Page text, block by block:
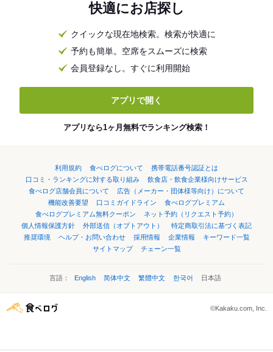
快適にお店探し
クイックな現在地検索。検索が快適に
予約も簡単。空席をスムーズに検索
会員登録なし。すぐに利用開始
アプリで開く
アプリなら1ヶ月無料でランキング検索！
利用規約 食べログについて
携帯電話番号認証とは
口コミ・ランキングに対する取り組み
飲食店・飲食企業様向けサービス
食べログ店舗会員について
広告（メーカー・団体様等向け）について
機能改善要望
口コミガイドライン
食べログプレミアム
食べログプレミアム無料クーポン
ネット予約（リクエスト予約）
個人情報保護方針
外部送信（オプトアウト）
特定商取引法に基づく表記
推奨環境
ヘルプ・お問い合わせ 採用情報 企業情報
キーワード一覧
サイトマップ
チェーン一覧
言語： English 简体中文 繁體中文 한국어 日本語
©Kakaku.com, Inc.